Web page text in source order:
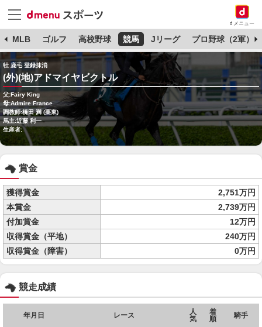
dメニュー
MLB ゴルフ 高校野球 競馬 Jリーグ プロ野球（2軍）
牡 鹿毛 登録抹消
(外)(地)アドマイヤビクトル
父:Fairy King
母:Admire France
調教師:橋田 満 (栗東)
馬主:近藤 利一
生産者:
賞金
獲得賞金
2,751万円
本賞金
2,739万円
付加賞金
12万円
収得賞金（平地）
240万円
収得賞金（障害）
0万円
競走成績
年月日 レース
人
気
着
順
騎手